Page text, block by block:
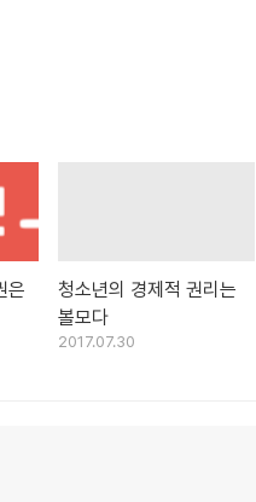
은
청소년의 경제적 권리는
볼모다
2017.07.30